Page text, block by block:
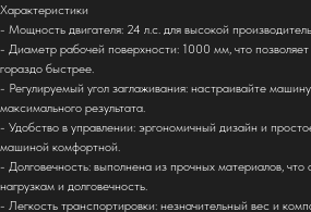
Характеристики
- Мощность двигателя: 24 л.с. для высокой
- Диаметр рабочей поверхности: 1000 мм, что
гораздо быстрее.
- Регулируемый угол заглаживания: настраивайте
максимального результата.
- Удобство в управлении: эргономичный дизайн и
машиной комфортной.
- Долговечность: выполнена из прочных материалов, что
нагрузкам и долговечность.
- Легкость транспортировки: незначительный вес и